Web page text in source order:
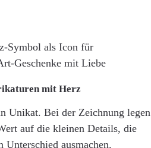
mit Herz
Unikat. Bei der Zeichnung legen
auf die kleinen Details, die
Unterschied ausmachen.